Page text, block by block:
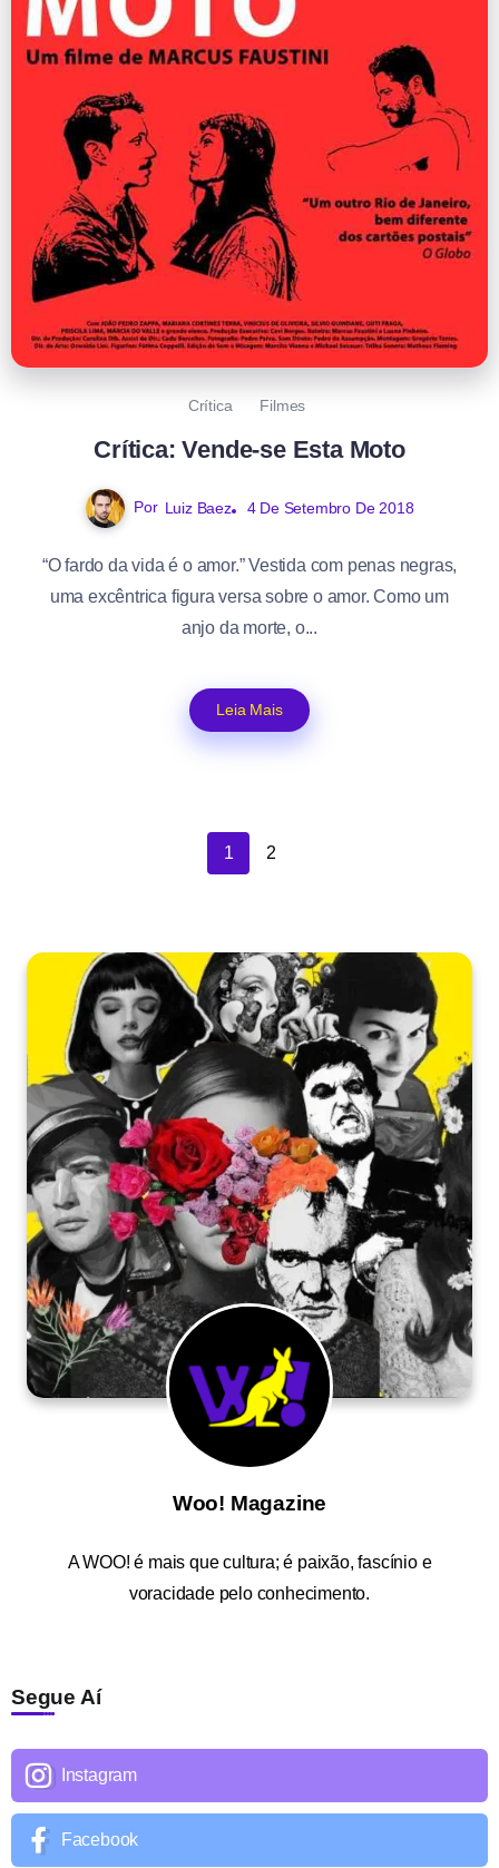
Crítica Filmes
Crítica: Vende-se Esta Moto
Por Luiz Baez 4 De Setembro De 2018
“O fardo da vida é o amor.” Vestida com penas negras,
uma excêntrica figura versa sobre o amor. Como um
anjo da morte, o...
Leia Mais
1 2
Woo! Magazine
AWOO! é mais que cultura; é paixão, fascínio e
voracidade pelo conhecimento.
Segue Aí
Instagram
Facebook